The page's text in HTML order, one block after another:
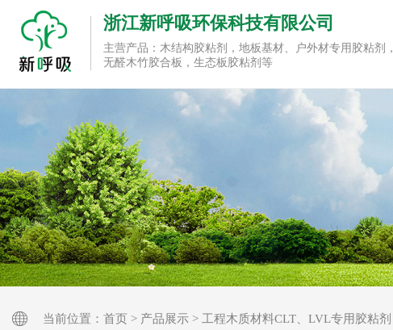
浙江新呼吸环保科技有限公司
主营产品：木结构胶粘剂，地板基材、户外材专用胶粘剂，
无醛木竹胶合板，生态板胶粘剂等
当前位置： 首页 > 产品展示 > 工程木质材料CLT、LVL专用胶粘剂